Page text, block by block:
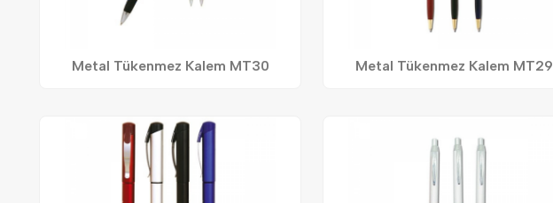
Metal Tükenmez Kalem MT30 Metal Tükenmez Kalem MT29